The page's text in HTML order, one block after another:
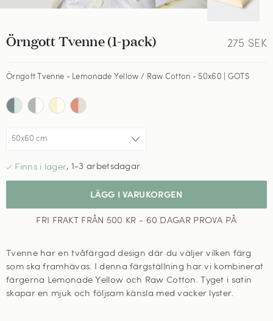
275 SEK
Örngott Tvenne (1-pack)
Örngott Tvenne - Lemonade Yellow / Raw Cotton - 50x60 | GOTS
, 1-3 arbetsdagar
LÄGG I VARUKORGEN
FRI FRAKT FRÅN 500 KR - 60 DAGAR PROVA PÅ
Tvenne har en tvåfärgad design där du väljer vilken färg
som ska framhävas. I denna färgställning har vi kombinerat
färgerna Lemonade Yellow och Raw Cotton. Tyget i satin
skapar en mjuk och följsam känsla med vacker lyster.